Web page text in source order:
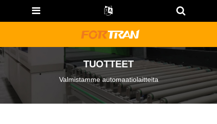
TUOTTEET
Valmistamme automaatiolaitteita